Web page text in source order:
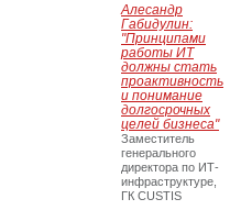
Алесандр
Габидулин:
"Принципами
работы ИТ
должны стать
проактивность
и понимание
долгосрочных
целей бизнеса"
Заместитель
генерального
директора по ИТ-
инфраструктуре,
ГК CUSTIS